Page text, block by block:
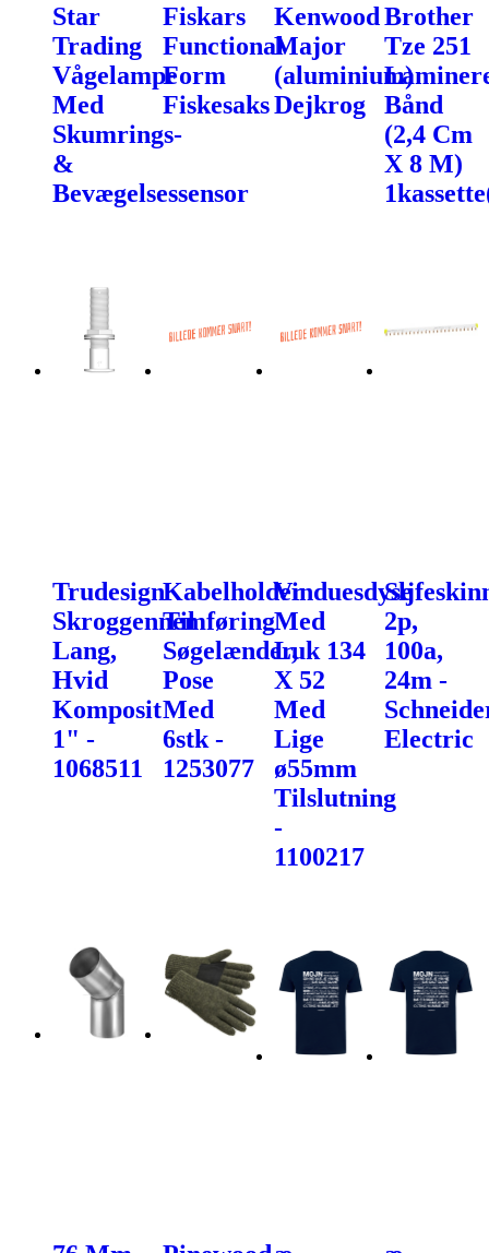
Star
Trading
Vågelampe
Med
Skumrings-
&
Bevægelsessensor
Fiskars
Functional
Form
Fiskesaks
Kenwood
Major
(aluminium)
Dejkrog
Brother
Tze 251
Bånd
(2,4 Cm
X 8 M)
Trudesign
Skroggennemføring
Lang,
Hvid
Komposit
1" -
1068511
Kabelholder
Til
Søgelænder,
Pose
Med
6stk -
1253077
Vinduesdyse
Med
Luk 134
X 52
Med
Lige
ø55mm
Tilslutning
-
1100217
2p,
100a,
24m -
Electric